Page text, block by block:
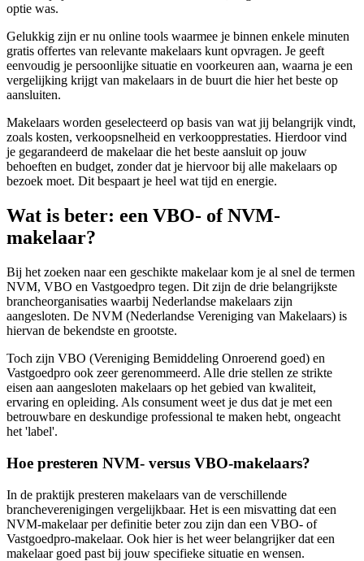
optie was.
Gelukkig zijn er nu online tools waarmee je binnen enkele minuten
gratis offertes van relevante makelaars kunt opvragen. Je geeft
eenvoudig je persoonlijke situatie en voorkeuren aan, waarna je een
vergelijking krijgt van makelaars in de buurt die hier het beste op
aansluiten.
Makelaars worden geselecteerd op basis van wat jij belangrijk vindt,
zoals kosten, verkoopsnelheid en verkoopprestaties. Hierdoor vind
je gegarandeerd de makelaar die het beste aansluit op jouw
behoeften en budget, zonder dat je hiervoor bij alle makelaars op
bezoek moet. Dit bespaart je heel wat tijd en energie.
Wat is beter: een VBO- of NVM-
makelaar?
Bij het zoeken naar een geschikte makelaar kom je al snel de termen
NVM, VBO en Vastgoedpro tegen. Dit zijn de drie belangrijkste
brancheorganisaties waarbij Nederlandse makelaars zijn
aangesloten. De NVM (Nederlandse Vereniging van Makelaars) is
hiervan de bekendste en grootste.
Toch zijn VBO (Vereniging Bemiddeling Onroerend goed) en
Vastgoedpro ook zeer gerenommeerd. Alle drie stellen ze strikte
eisen aan aangesloten makelaars op het gebied van kwaliteit,
ervaring en opleiding. Als consument weet je dus dat je met een
betrouwbare en deskundige professional te maken hebt, ongeacht
het 'label'.
Hoe presteren NVM- versus VBO-makelaars?
In de praktijk presteren makelaars van de verschillende
brancheverenigingen vergelijkbaar. Het is een misvatting dat een
NVM-makelaar per definitie beter zou zijn dan een VBO- of
Vastgoedpro-makelaar. Ook hier is het weer belangrijker dat een
makelaar goed past bij jouw specifieke situatie en wensen.